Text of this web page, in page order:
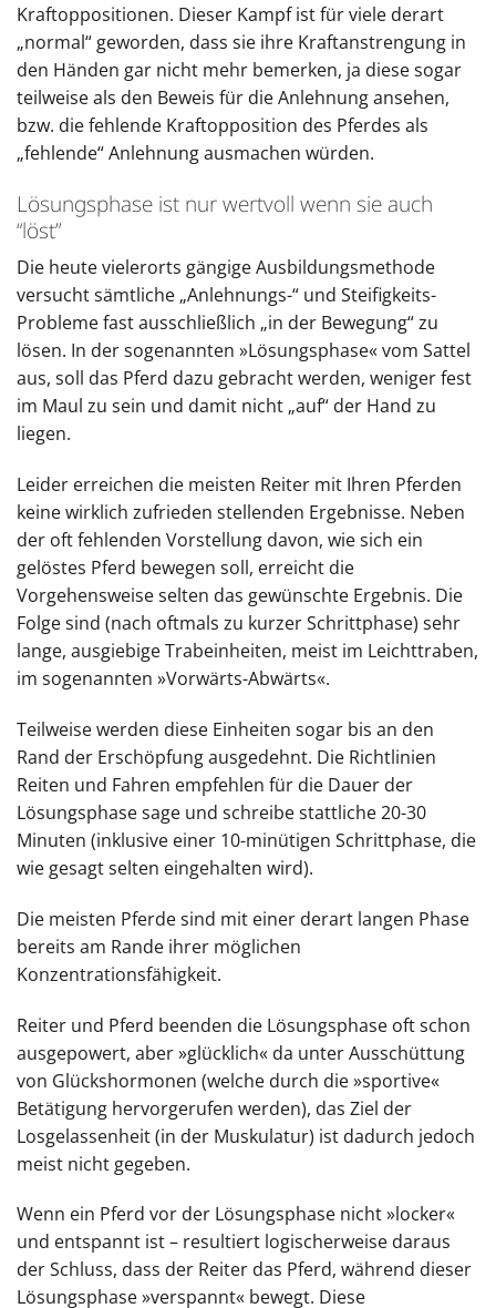
Kraftoppositionen. Dieser Kampf ist für viele derart
„normal“ geworden, dass sie ihre Kraftanstrengung in
den Händen gar nicht mehr bemerken, ja diese sogar
teilweise als den Beweis für die Anlehnung ansehen,
bzw. die fehlende Kraftopposition des Pferdes als
„fehlende“ Anlehnung ausmachen würden.
Lösungsphase ist nur wertvoll wenn sie auch
“löst”
Die heute vielerorts gängige Ausbildungsmethode
versucht sämtliche „Anlehnungs-“ und Steifigkeits-
Probleme fast ausschließlich „in der Bewegung“ zu
lösen. In der sogenannten »Lösungsphase« vom Sattel
aus, soll das Pferd dazu gebracht werden, weniger fest
im Maul zu sein und damit nicht „auf“ der Hand zu
liegen.
Leider erreichen die meisten Reiter mit Ihren Pferden
keine wirklich zufrieden stellenden Ergebnisse. Neben
der oft fehlenden Vorstellung davon, wie sich ein
gelöstes Pferd bewegen soll, erreicht die
Vorgehensweise selten das gewünschte Ergebnis. Die
Folge sind (nach oftmals zu kurzer Schrittphase) sehr
lange, ausgiebige Trabeinheiten, meist im Leichttraben,
im sogenannten »Vorwärts-Abwärts«.
Teilweise werden diese Einheiten sogar bis an den
Rand der Erschöpfung ausgedehnt. Die Richtlinien
Reiten und Fahren empfehlen für die Dauer der
Lösungsphase sage und schreibe stattliche 20-30
Minuten (inklusive einer 10-minütigen Schrittphase, die
wie gesagt selten eingehalten wird).
Die meisten Pferde sind mit einer derart langen Phase
bereits am Rande ihrer möglichen
Konzentrationsfähigkeit.
Reiter und Pferd beenden die Lösungsphase oft schon
ausgepowert, aber »glücklich« da unter Ausschüttung
von Glückshormonen (welche durch die »sportive«
Betätigung hervorgerufen werden), das Ziel der
Losgelassenheit (in der Muskulatur) ist dadurch jedoch
meist nicht gegeben.
Wenn ein Pferd vor der Lösungsphase nicht »locker«
und entspannt ist – resultiert logischerweise daraus
der Schluss, dass der Reiter das Pferd, während dieser
Lösungsphase »verspannt« bewegt. Diese